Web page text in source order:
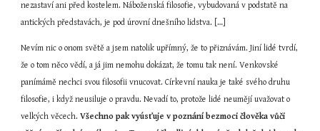
nezastaví ani před kostelem. Náboženská filosofie, vybudovaná v podstatě na
antických představách, je pod úrovní dnešního lidstva. […]
Nevím nic o onom světě a jsem natolik upřímný, že to přiznávám. Jiní lidé tvrdí,
že o tom něco vědí, a já jim nemohu dokázat, že tomu tak není. Venkovské
panímámě nechci svou filosofii vnucovat. Církevní nauka je také svého druhu
filosofie, i když neusiluje o pravdu. Nevadí to, protože lidé neumějí uvažovat o
velkých věcech. Všechno pak vyúsťuje v poznání bezmoci člověka vůči